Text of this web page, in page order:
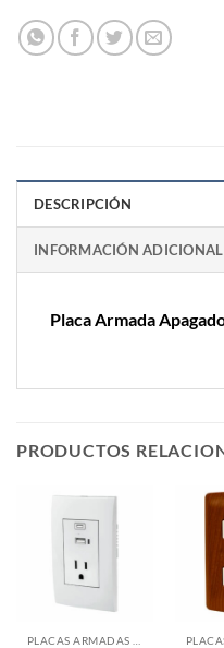
DESCRIPCIÓN
INFORMACIÓN ADICIONAL
Placa Armada
PRODUCTOS